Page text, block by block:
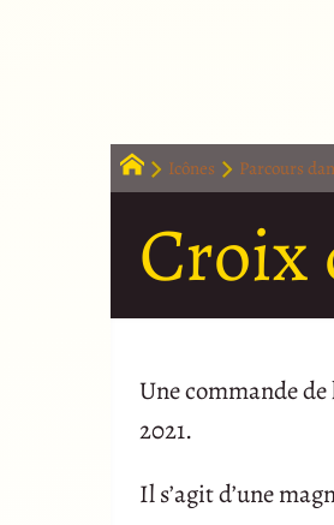
Icônes Parcours
Croix
Une commande
2021.
Il s’agit d’une